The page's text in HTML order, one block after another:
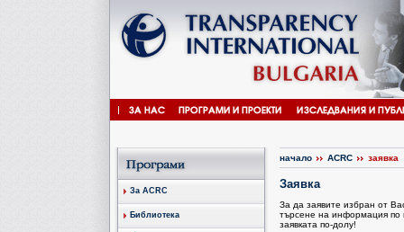
За ACRC
Библиотека
начало ACRC заявка
Заявка
За да заявите избран от
търсене на информация по
заявката по-долу!